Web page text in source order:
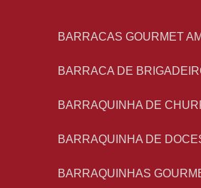
BARRACAS GOURMET
BARRACA DE
BARRAQUINHA DE
BARRAQUINHA DE
BARRAQUINHAS